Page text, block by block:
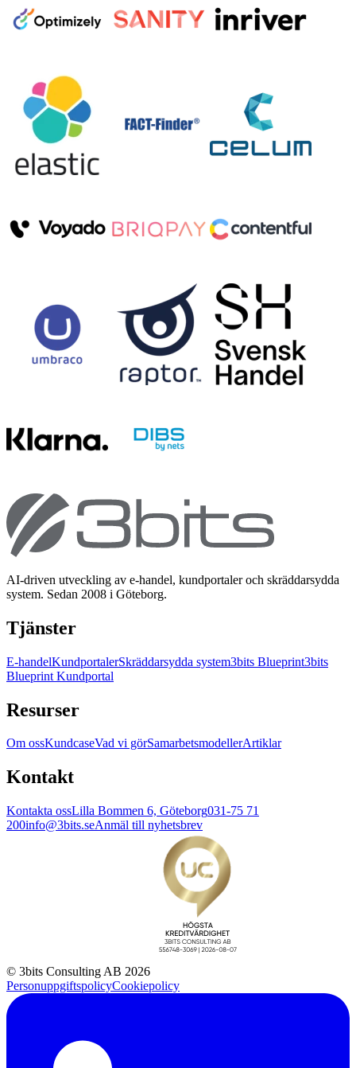
AI-driven utveckling av e-handel, kundportaler och skräddarsydda
system. Sedan 2008 i Göteborg.
Tjänster
E-handelKundportalerSkräddarsydda system3bits Blueprint3bits
Blueprint Kundportal
Resurser
Om ossKundcaseVad vi görSamarbetsmodellerArtiklar
Kontakt
Kontakta ossLilla Bommen 6, Göteborg031-75 71
200info@3bits.seAnmäl till nyhetsbrev
© 3bits Consulting AB 2026
PersonuppgiftspolicyCookiepolicy